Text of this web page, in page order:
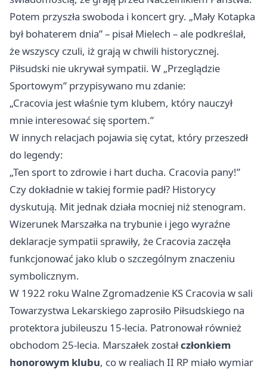
Potem przyszła swoboda i koncert gry. „Mały Kotapka
był bohaterem dnia” – pisał Mielech – ale podkreślał,
że wszyscy czuli, iż grają w chwili historycznej.
Piłsudski nie ukrywał sympatii. W „Przeglądzie
Sportowym” przypisywano mu zdanie:
„Cracovia jest właśnie tym klubem, który nauczył
mnie interesować się sportem.”
W innych relacjach pojawia się cytat, który przeszedł
do legendy:
„Ten sport to zdrowie i hart ducha. Cracovia pany!”
Czy dokładnie w takiej formie padł? Historycy
dyskutują. Mit jednak działa mocniej niż stenogram.
Wizerunek Marszałka na trybunie i jego wyraźne
deklaracje sympatii sprawiły, że Cracovia zaczęła
funkcjonować jako klub o szczególnym znaczeniu
symbolicznym.
W 1922 roku Walne Zgromadzenie KS Cracovia w sali
Towarzystwa Lekarskiego zaprosiło Piłsudskiego na
protektora jubileuszu 15-lecia. Patronował również
obchodom 25-lecia. Marszałek zostałczłonkiem
honorowym klubu, co w realiach II RP miało wymiar